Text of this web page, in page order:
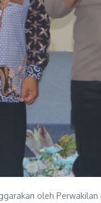
oleh